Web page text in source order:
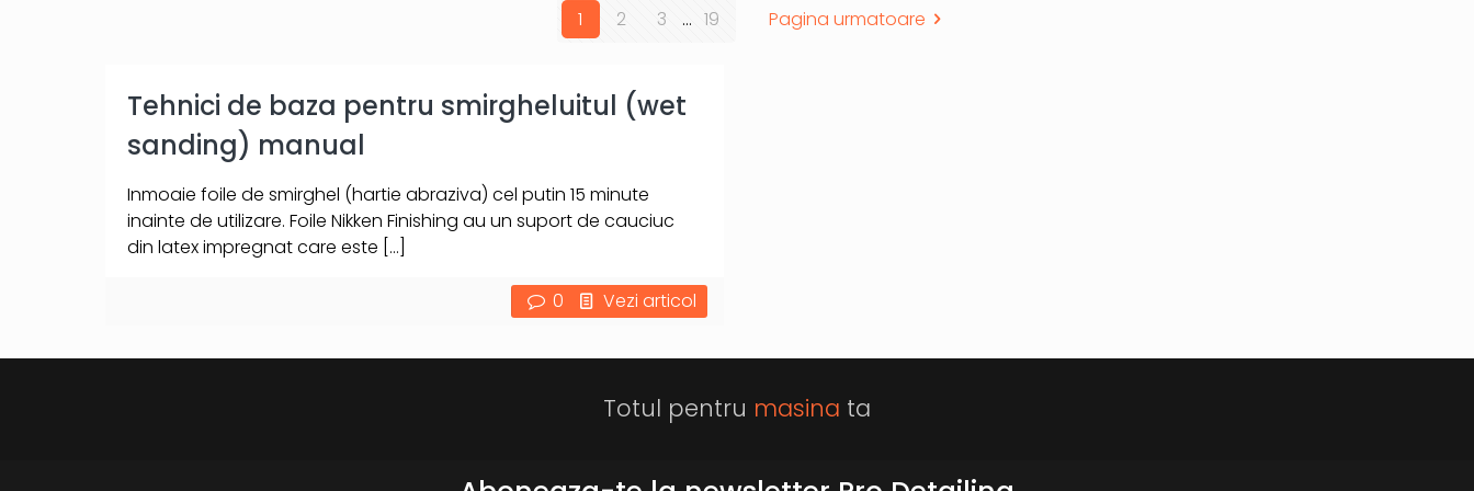
1 2 3 ... 19 Pagina urmatoare
Tehnici de baza pentru smirgheluitul (wet
sanding) manual
Inmoaie foile de smirghel (hartie abraziva) cel putin 15 minute
inainte de utilizare. Foile Nikken Finishing au un suport de cauciuc
din latex impregnat care este […]
0 Vezi articol
Totul pentru masina ta